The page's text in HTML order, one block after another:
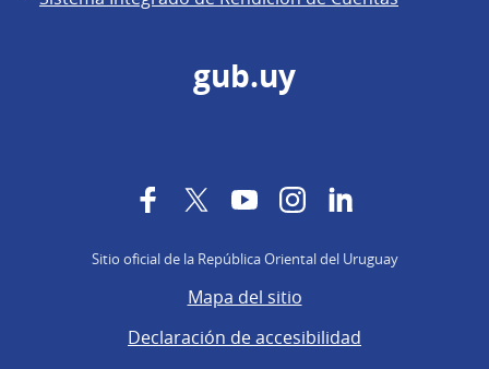
gub.uy
FacebookTwitterYouTubeInstagram
Sitio oficial de la República Oriental del Uruguay
Mapa del sitio
Declaración de accesibilidad